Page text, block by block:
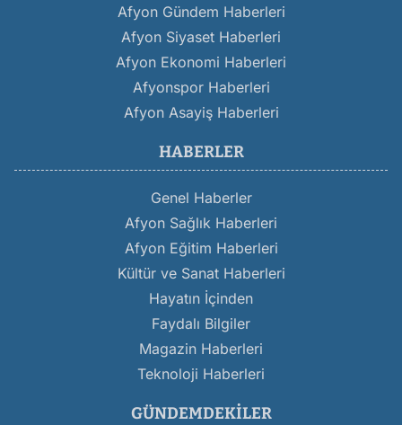
Afyon Gündem Haberleri
Afyon Siyaset Haberleri
Afyon Ekonomi Haberleri
Afyonspor Haberleri
Afyon Asayiş Haberleri
HABERLER
Genel Haberler
Afyon Sağlık Haberleri
Afyon Eğitim Haberleri
Kültür ve Sanat Haberleri
Hayatın İçinden
Faydalı Bilgiler
Magazin Haberleri
Teknoloji Haberleri
GÜNDEMDEKILER